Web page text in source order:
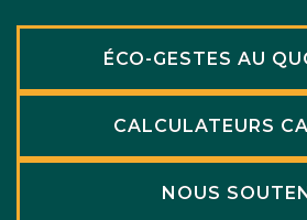
ÉCO-GESTES AU
CALCULATEURS
NOUS